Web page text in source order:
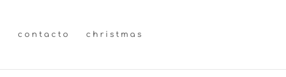
contacto christmas